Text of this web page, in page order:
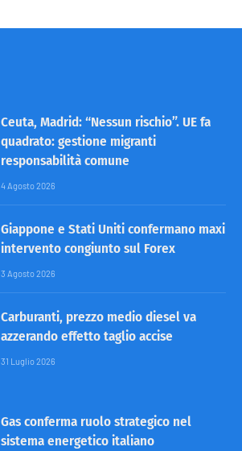
Ceuta, Madrid: “Nessun rischio”. UE fa
quadrato: gestione migranti
responsabilità comune
4 Agosto 2026
Giappone e Stati Uniti confermano maxi
intervento congiunto sul Forex
3 Agosto 2026
Carburanti, prezzo medio diesel va
azzerando effetto taglio accise
31 Luglio 2026
Gas conferma ruolo strategico nel
sistema energetico italiano